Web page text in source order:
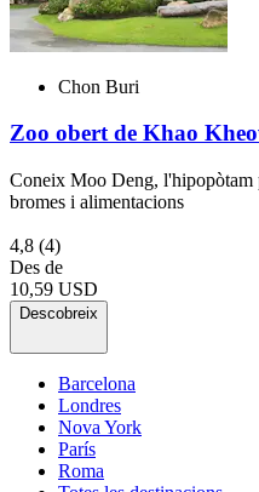
Chon Buri
Zoo obert de Khao
Coneix Moo Deng, l'hipopòtam
bromes i alimentacions
4,8 (4)
Des de
10,59 USD
Descobreix
Barcelona
Londres
Nova York
París
Roma